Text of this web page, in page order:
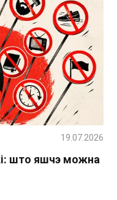
што яшчэ можна
19.07.2026